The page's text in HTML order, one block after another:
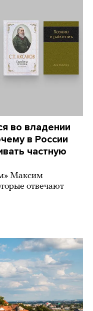
во владении
в России
частную
Максим
отвечают